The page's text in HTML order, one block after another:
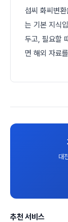
섭씨 화씨변
는 기본 지식
두고, 필요할
면 해외 자료
대
추천 서비스